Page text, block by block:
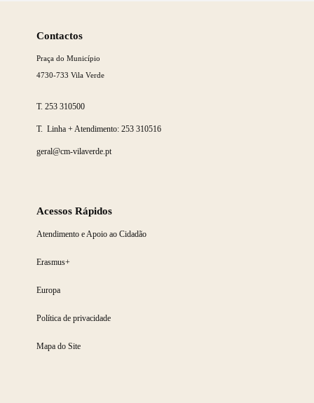
Contactos
Praça do Município
4730-733 Vila Verde
T.253 310500
T. Linha + Atendimento: 253 310516
geral@cm-vilaverde.pt
Acessos Rápidos
Atendimento e Apoio ao Cidadão
Erasmus+
Europa
Política de privacidade
Mapa do Site